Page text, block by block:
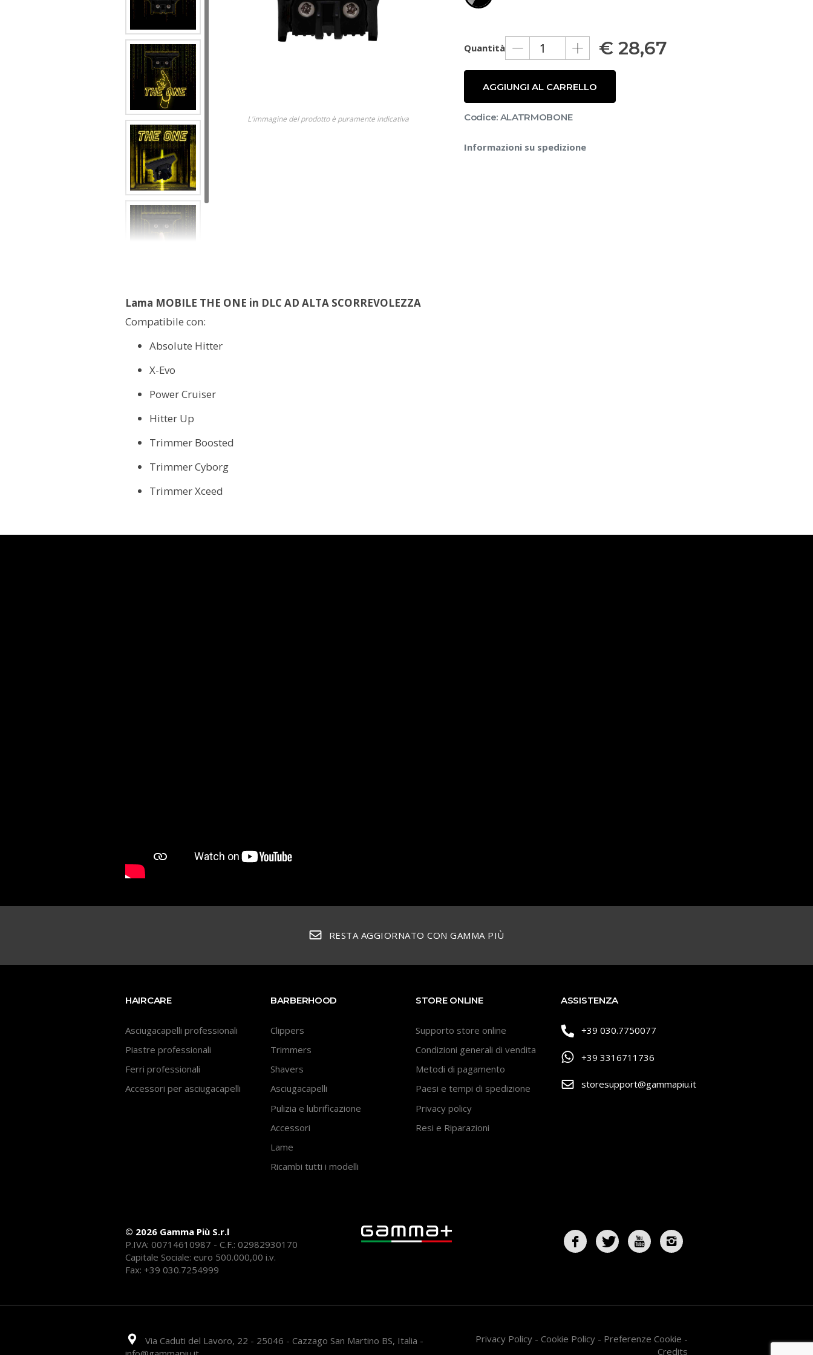
Lame
Ricambi tutti i modelli
Scopri tutti i prodotti
L'immagine del prodotto è puramente indicativa
Quantità € 28,67
AGGIUNGI AL CARRELLO
Codice: ALATRMOBONE
Informazioni su spedizione
Lama MOBILE THE ONE in DLC AD ALTA SCORREVOLEZZA
Compatibile con:
Absolute Hitter
X-Evo
Power Cruiser
Hitter Up
Trimmer Boosted
Trimmer Cyborg
Trimmer Xceed
RESTA AGGIORNATO CON GAMMA PIÙ
HAIRCARE
Asciugacapelli professionali
Piastre professionali
Ferri professionali
Accessori per asciugacapelli
BARBERHOOD
Clippers
Trimmers
Shavers
Asciugacapelli
Pulizia e lubrificazione
Accessori
Lame
Ricambi tutti i modelli
STORE ONLINE
Supporto store online
Condizioni generali di vendita
Metodi di pagamento
Paesi e tempi di spedizione
Privacy policy
Resi e Riparazioni
ASSISTENZA
+39 030.7750077
+39 3316711736
storesupport@gammapiu.it
© 2026 Gamma Più S.r.l
P.IVA: 00714610987 - C.F.: 02982930170
Capitale Sociale: euro 500.000,00 i.v.
Fax: +39 030.7254999
Via Caduti del Lavoro, 22 - 25046 - Cazzago San Martino BS, Italia -
Privacy Policy - Cookie Policy - Preferenze Cookie -
Credits